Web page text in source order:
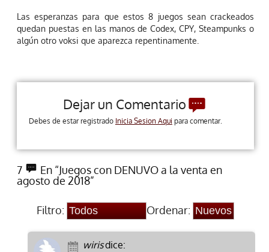
Las esperanzas para que estos 8 juegos sean crackeados
quedan puestas en las manos de Codex, CPY, Steampunks o
algún otro voksi que aparezca repentinamente.
Dejar un Comentario
Debes de estar registrado Inicia Sesion Aqui para comentar.
7
En “Juegos con DENUVO a la venta en
agosto de 2018”
Filtro: Ordenar:
wirisdice: